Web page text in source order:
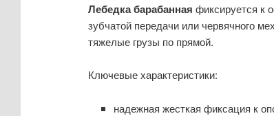
Лебедка барабанная фиксируется к
зубчатой передачи или червячного
тяжелые грузы по прямой.
Ключевые характеристики:
надежная жесткая фиксация к